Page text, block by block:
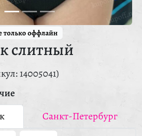
только оффлайн
слитный
14005041)
Санкт-Петербург